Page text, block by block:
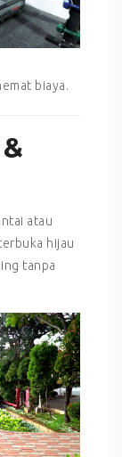
biaya.
atau
hijau
tanpa